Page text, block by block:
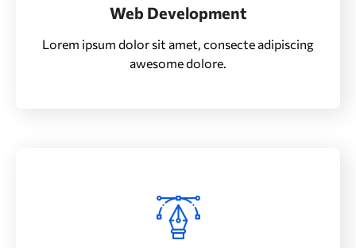
Web Development
Lorem ipsum dolor sit amet, consecte adipiscing
awesome dolore.